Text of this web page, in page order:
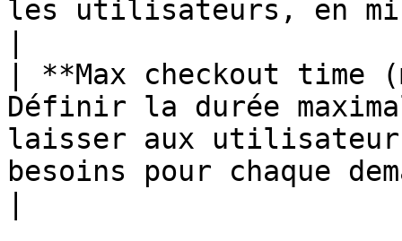
les utilisateurs, en
| **Max checkout
Définir la durée
laisser aux
besoins pour chaque